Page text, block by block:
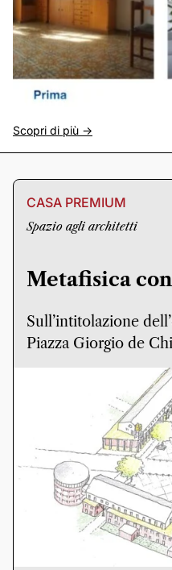
Scopri di più ->
CASA PREMIUM
Spazio agli architetti
Metafisica
Sull’intitolazione
Piazza Giorgio de